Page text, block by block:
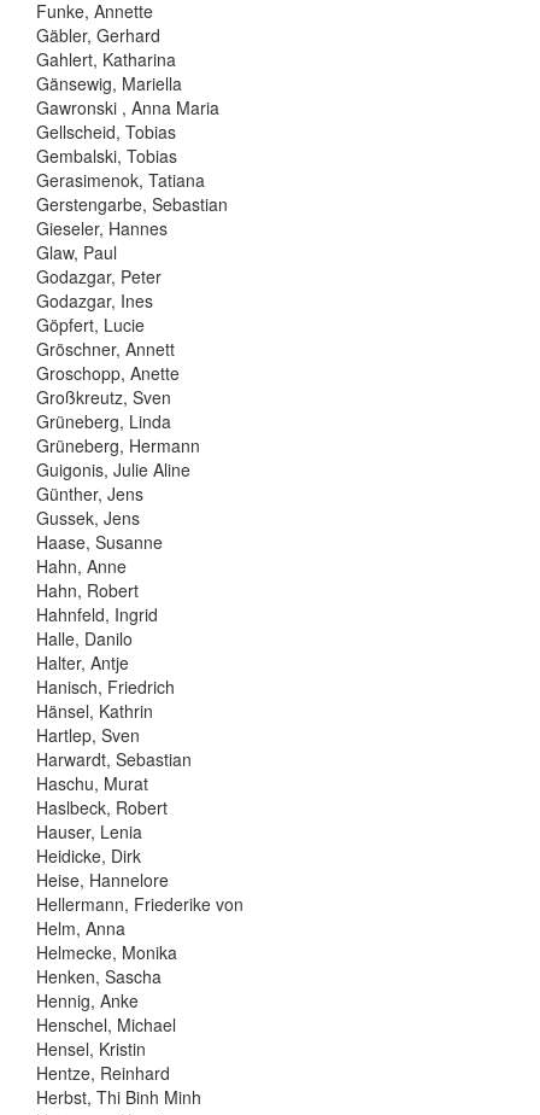
Funke, Annette
Gäbler, Gerhard
Gahlert, Katharina
Gänsewig, Mariella
Gawronski , Anna Maria
Gellscheid, Tobias
Gembalski, Tobias
Gerasimenok, Tatiana
Gerstengarbe, Sebastian
Gieseler, Hannes
Glaw, Paul
Godazgar, Peter
Godazgar, Ines
Göpfert, Lucie
Gröschner, Annett
Groschopp, Anette
Großkreutz, Sven
Grüneberg, Linda
Grüneberg, Hermann
Guigonis, Julie Aline
Günther, Jens
Gussek, Jens
Haase, Susanne
Hahn, Anne
Hahn, Robert
Hahnfeld, Ingrid
Halle, Danilo
Halter, Antje
Hanisch, Friedrich
Hänsel, Kathrin
Hartlep, Sven
Harwardt, Sebastian
Haschu, Murat
Haslbeck, Robert
Hauser, Lenia
Heidicke, Dirk
Heise, Hannelore
Hellermann, Friederike von
Helm, Anna
Helmecke, Monika
Henken, Sascha
Hennig, Anke
Henschel, Michael
Hensel, Kristin
Hentze, Reinhard
Herbst, Thi Binh Minh